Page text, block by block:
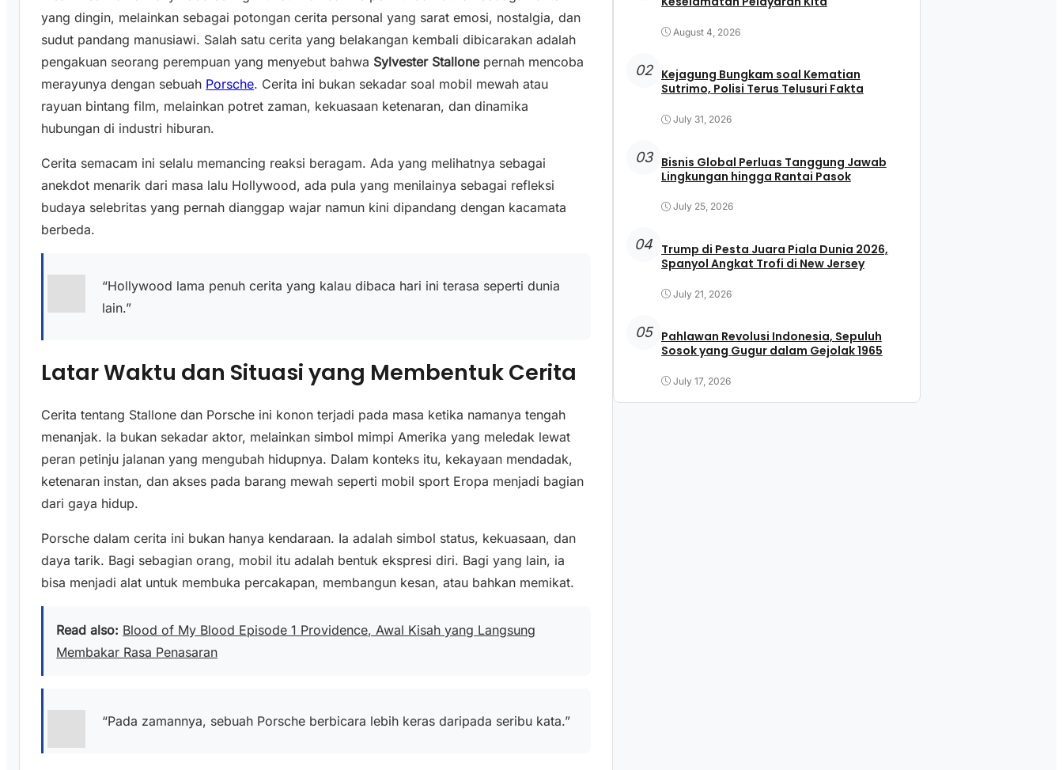
yang dingin, melainkan sebagai potongan cerita personal yang sarat emosi, nostalgia, dan
sudut pandang manusiawi. Salah satu cerita yang belakangan kembali dibicarakan adalah
pengakuan seorang perempuan yang menyebut bahwa Sylvester Stallonepernah mencoba
merayunya dengan sebuah Porsche. Cerita ini bukan sekadar soal mobil mewah atau
rayuan bintang film, melainkan potret zaman, kekuasaan ketenaran, dan dinamika
hubungan di industri hiburan.
Cerita semacam ini selalu memancing reaksi beragam. Ada yang melihatnya sebagai
anekdot menarik dari masa lalu Hollywood, ada pula yang menilainya sebagai refleksi
budaya selebritas yang pernah dianggap wajar namun kini dipandang dengan kacamata
berbeda.
“Hollywood lama penuh cerita yang kalau dibaca hari ini terasa seperti dunia
lain.”
Latar Waktu dan Situasi yang Membentuk Cerita
Cerita tentang Stallone dan Porsche ini konon terjadi pada masa ketika namanya tengah
menanjak. Ia bukan sekadar aktor, melainkan simbol mimpi Amerika yang meledak lewat
peran petinju jalanan yang mengubah hidupnya. Dalam konteks itu, kekayaan mendadak,
ketenaran instan, dan akses pada barang mewah seperti mobil sport Eropa menjadi bagian
dari gaya hidup.
Porsche dalam cerita ini bukan hanya kendaraan. Ia adalah simbol status, kekuasaan, dan
daya tarik. Bagi sebagian orang, mobil itu adalah bentuk ekspresi diri. Bagi yang lain, ia
bisa menjadi alat untuk membuka percakapan, membangun kesan, atau bahkan memikat.
Read also: Blood of My Blood Episode 1 Providence, Awal Kisah yang Langsung
Membakar Rasa Penasaran
“Pada zamannya, sebuah Porsche berbicara lebih keras daripada seribu kata.”
August 4, 2026
02
Kejagung Bungkam soal Kematian
Sutrimo, Polisi Terus Telusuri Fakta
July 31, 2026
03
Bisnis Global Perluas Tanggung Jawab
Lingkungan hingga Rantai Pasok
July 25, 2026
04 Trump di Pesta Juara Piala Dunia 2026,
Spanyol Angkat Trofi di New Jersey
July 21, 2026
05
Pahlawan Revolusi Indonesia, Sepuluh
Sosok yang Gugur dalam Gejolak 1965
July 17, 2026